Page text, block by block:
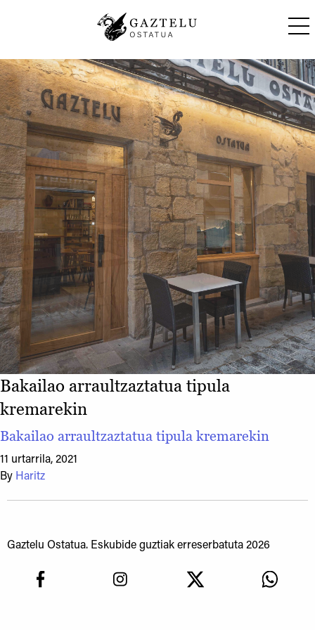
Bakailao arraultzaztatua tipula
kremarekin
Bakailao arraultzaztatua tipula kremarekin
11 urtarrila, 2021
By Haritz
Gaztelu Ostatua. Eskubide guztiak erreserbatuta 2026